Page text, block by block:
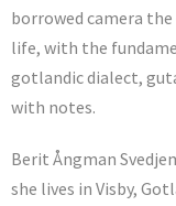
borrowed camera
life, with the
gotlandic dialect,
with notes.
Berit Ångman
she lives in Visby,